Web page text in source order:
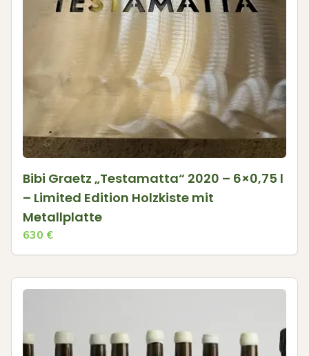
Bibi Graetz „Testamatta“ 2020 – 6×0,75 l
– Limited Edition Holzkiste mit
Metallplatte
630 €